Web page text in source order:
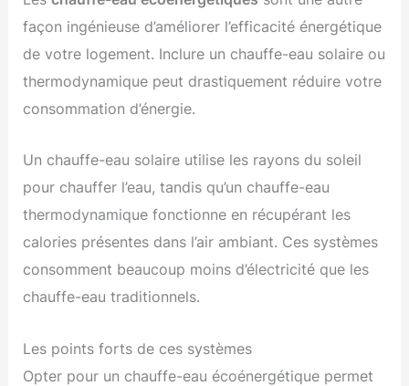
façon ingénieuse d’améliorer l’efficacité énergétique
de votre logement. Inclure un chauffe-eau solaire ou
thermodynamique peut drastiquement réduire votre
consommation d’énergie.
Un chauffe-eau solaire utilise les rayons du soleil
pour chauffer l’eau, tandis qu’un chauffe-eau
thermodynamique fonctionne en récupérant les
calories présentes dans l’air ambiant. Ces systèmes
consomment beaucoup moins d’électricité que les
chauffe-eau traditionnels.
Les points forts de ces systèmes
Opter pour un chauffe-eau écoénergétique permet